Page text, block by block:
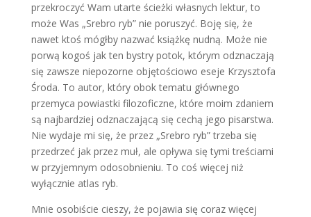
przekroczyć Wam utarte ścieżki własnych lektur, to
może Was „Srebro ryb” nie poruszyć. Boję się, że
nawet ktoś mógłby nazwać książkę nudną. Może nie
porwą kogoś jak ten bystry potok, którym odznaczają
się zawsze niepozorne objętościowo eseje Krzysztofa
Środa. To autor, który obok tematu głównego
przemyca powiastki filozoficzne, które moim zdaniem
są najbardziej odznaczającą się cechą jego pisarstwa.
Nie wydaje mi się, że przez „Srebro ryb” trzeba się
przedrzeć jak przez muł, ale opływa się tymi treściami
w przyjemnym odosobnieniu. To coś więcej niż
wyłącznie atlas ryb.
Mnie osobiście cieszy, że pojawia się coraz więcej